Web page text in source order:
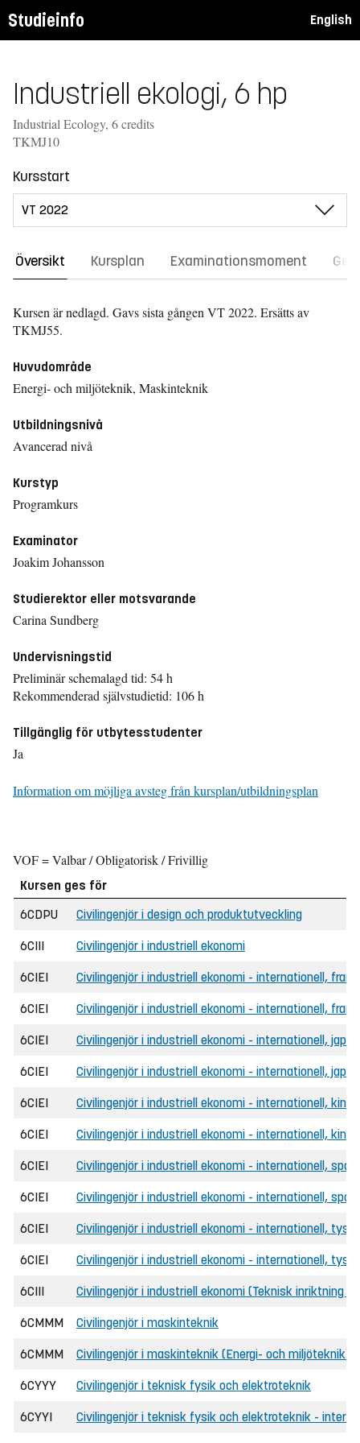
Studieinfo English
Industriell ekologi, 6 hp
Industrial Ecology, 6 credits
TKMJ10
Kursstart
Översikt Kursplan Examinationsmoment
Kursen är nedlagd. Gavs sista gången VT 2022. Ersätts av
TKMJ55.
Huvudområde
Energi- och miljöteknik, Maskinteknik
Utbildningsnivå
Avancerad nivå
Kurstyp
Programkurs
Examinator
Joakim Johansson
Studierektor eller motsvarande
Carina Sundberg
Undervisningstid
Preliminär schemalagd tid: 54 h
Rekommenderad självstudietid: 106 h
Tillgänglig för utbytesstudenter
Ja
Information om möjliga avsteg från kursplan/utbildningsplan
VOF = Valbar / Obligatorisk / Frivillig
Kursen ges för
6CDPU
Civilingenjör i design och produktutveckling
6CIII Civilingenjör i industriell ekonomi
6CIEI Civilingenjör i industriell ekonomi - internationell,
6CIEI Civilingenjör i industriell ekonomi - internationell,
6CIEI Civilingenjör i industriell ekonomi - internationell,
6CIEI Civilingenjör i industriell ekonomi - internationell,
6CIEI Civilingenjör i industriell ekonomi - internationell,
6CIEI Civilingenjör i industriell ekonomi - internationell,
6CIEI Civilingenjör i industriell ekonomi - internationell,
6CIEI Civilingenjör i industriell ekonomi - internationell,
6CIEI Civilingenjör i industriell ekonomi - internationell, tyska
6CIEI Civilingenjör i industriell ekonomi - internationell,
6CIII Civilingenjör i industriell ekonomi (Teknisk inriktning
6CMMM Civilingenjör i maskinteknik
6CMMM Civilingenjör i maskinteknik (Energi- och miljöteknik)
6CYYY Civilingenjör i teknisk fysik och elektroteknik
6CYYI Civilingenjör i teknisk fysik och elektroteknik -